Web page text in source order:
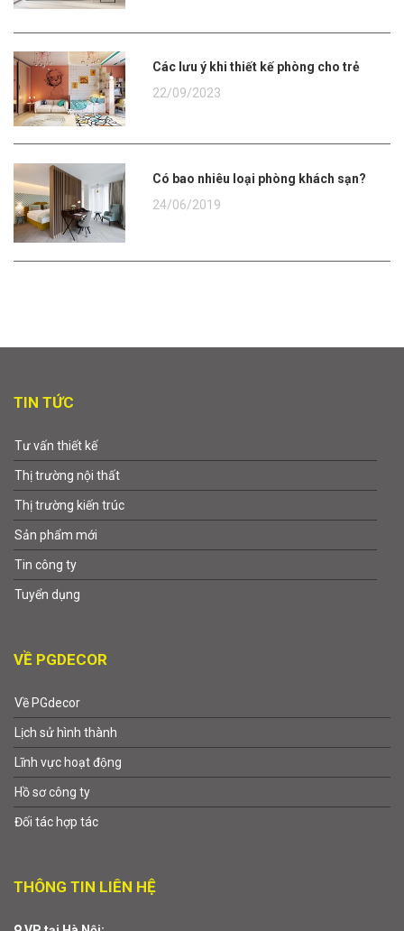
Các lưu ý khi thiết kế phòng cho trẻ
22/09/2023
Có bao nhiêu loại phòng khách sạn?
24/06/2019
TIN TỨC
Tư vấn thiết kế
Thị trường nội thất
Thị trường kiến trúc
Sản phẩm mới
Tin công ty
Tuyển dụng
VỀ PGDECOR
Về PGdecor
Lịch sử hình thành
Lĩnh vực hoạt động
Hồ sơ công ty
Đối tác hợp tác
THÔNG TIN LIÊN HỆ